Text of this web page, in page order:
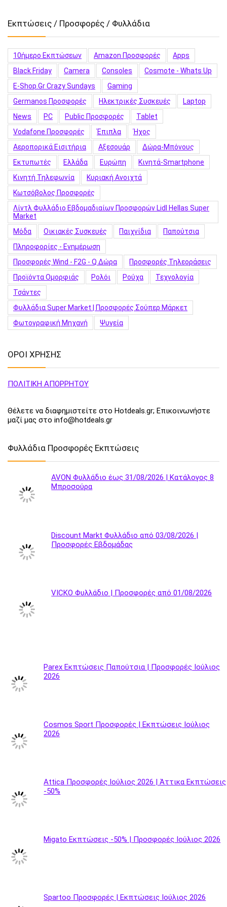
Εκπτώσεις / Προσφορές / Φυλλάδια
10ήμερο Εκπτώσεων Amazon Προσφορές
Apps
Black Friday
Camera Consoles
Cosmote - Whats Up
E-Shop.gr Crazy Sundays
Gaming
Germanos Προσφορές
Hλεκτρικές Συσκευές
Laptop
News
PC Public Προσφορές
Tablet
Vodafone Προσφορές
Έπιπλα
Ήχος
Αεροπορικά Εισιτήρια
Αξεσουάρ
Δώρα-Μπόνους
Εκτυπωτές
Ελλάδα Ευρώπη
Κινητά-Smartphone
Κινητή Τηλεφωνία
Κυριακή Ανοιχτά
Κωτσόβολος Προσφορές
Λίντλ Φυλλάδιο Εβδομαδιαίων Προσφορών Lidl Hellas Super
Market
Μόδα
Οικιακές Συσκευές Παιχνίδια
Παπούτσια
Πληροφορίες - Ενημέρωση
Προσφορές Wind - F2G - Q Δώρα
Προσφορές Τηλεοράσεις
Προϊόντα Ομορφιάς
Ρολόι Ρούχα
Τεχνολογία
Τσάντες
Φυλλάδια Super Market | Προσφορές Σούπερ Μάρκετ
Φωτογραφική Μηχανή
Ψυγεία
ΟΡΟΙ ΧΡΗΣΗΣ
ΠΟΛΙΤΙΚΗ ΑΠΟΡΡΗΤΟΥ
Θέλετε να διαφημιστείτε στο Hotdeals.gr; Επικοινωνήστε
μαζί μας στο info@hotdeals.gr
Φυλλάδια Προσφορές Εκπτώσεις
AVON Φυλλάδιο έως 31/08/2026 | Κατάλογος 8
Μπροσούρα
Discount Markt Φυλλάδιο από 03/08/2026 |
Προσφορές Εβδομάδας
VICKO Φυλλάδιο | Προσφορές από 01/08/2026
Parex Εκπτώσεις Παπούτσια | Προσφορές Ιούλιος
2026
Cosmos Sport Προσφορές | Εκπτώσεις Ιούλιος
2026
Attica Προσφορές Ιούλιος 2026 | Άττικα Εκπτώσεις
-50%
Migato Εκπτώσεις -50% | Προσφορές Ιούλιος 2026
Spartoo Προσφορές | Εκπτώσεις Ιούλιος 2026